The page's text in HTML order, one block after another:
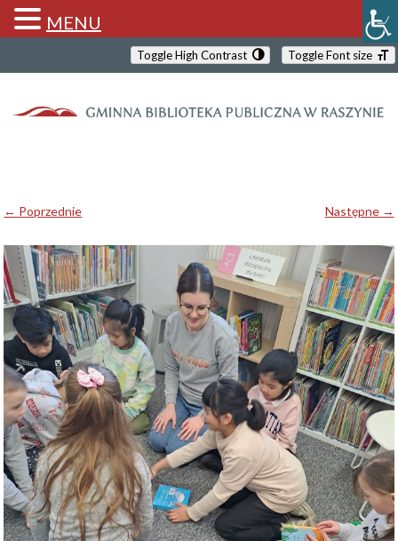
Toggle High Contrast Toggle Font size
← Poprzednie Następne →
MENU